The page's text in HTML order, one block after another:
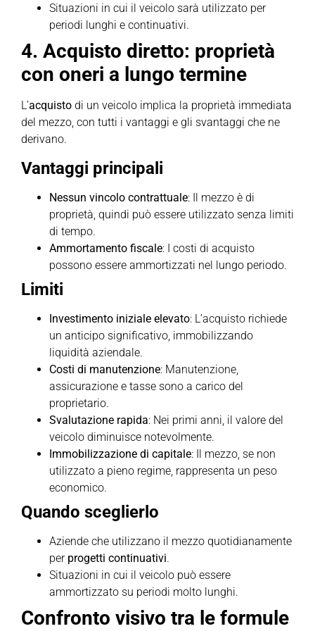
Situazioni in cui il veicolo sarà utilizzato per
periodi lunghi e continuativi.
4. Acquisto diretto: proprietà
con oneri a lungo termine
L’acquisto di un veicolo implica la proprietà immediata
del mezzo, con tutti i vantaggi e gli svantaggi che ne
derivano.
Vantaggi principali
Nessun vincolo contrattuale: Il mezzo è di
proprietà, quindi può essere utilizzato senza limiti
di tempo.
Ammortamento fiscale: I costi di acquisto
possono essere ammortizzati nel lungo periodo.
Limiti
Investimento iniziale elevato: L’acquisto richiede
un anticipo significativo, immobilizzando
liquidità aziendale.
Costi di manutenzione: Manutenzione,
assicurazione e tasse sono a carico del
proprietario.
Svalutazione rapida: Nei primi anni, il valore del
veicolo diminuisce notevolmente.
Immobilizzazione di capitale: Il mezzo, se non
utilizzato a pieno regime, rappresenta un peso
economico.
Quando sceglierlo
Aziende che utilizzano il mezzo quotidianamente
per progetti continuativi.
Situazioni in cui il veicolo può essere
ammortizzato su periodi molto lunghi.
Confronto visivo tra le formule